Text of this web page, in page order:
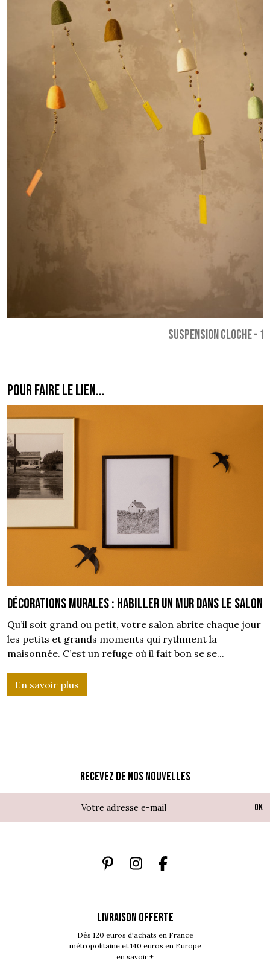
SUSPENSION CLOCHE-
POUR FAIRE LE LIEN...
Décorations murales : habiller un mur dans le salon
Qu’il soit grand ou petit, votre salon abrite chaque jour
les petits et grands moments qui rythment la
maisonnée. C’est un refuge où il fait bon se se...
En savoir plus
Recevez de nos nouvelles
Ok
LIVRAISON OFFERTE
Dès 120 euros d'achats en France
métropolitaine et 140 euros en Europe
en savoir +